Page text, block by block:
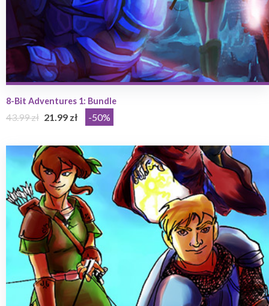
8-Bit Adventures 1: Bundle
43.99 zł 21.99 zł -50%